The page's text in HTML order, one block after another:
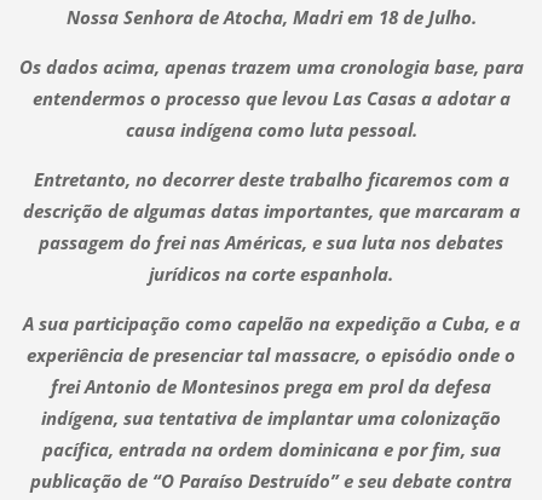
Nossa Senhora de Atocha, Madri em 18 de Julho.
Os dados acima, apenas trazem uma cronologia base, para
entendermos o processo que levou Las Casas a adotar a
causa indígena como luta pessoal.
Entretanto, no decorrer deste trabalho ficaremos com a
descrição de algumas datas importantes, que marcaram a
passagem do frei nas Américas, e sua luta nos debates
jurídicos na corte espanhola.
A sua participação como capelão na expedição a Cuba, e a
experiência de presenciar tal massacre, o episódio onde o
frei Antonio de Montesinos prega em prol da defesa
indígena, sua tentativa de implantar uma colonização
pacífica, entrada na ordem dominicana e por fim, sua
publicação de “O Paraíso Destruído” e seu debate contra